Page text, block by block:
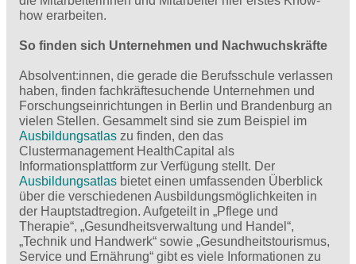
how erarbeiten.
So finden sich Unternehmen und Nachwuchskräfte
Absolvent:innen, die gerade die Berufsschule verlassen
haben, finden fachkräftesuchende Unternehmen und
Forschungseinrichtungen in Berlin und Brandenburg an
vielen Stellen. Gesammelt sind sie zum Beispiel im
Ausbildungsatlas zu finden, den das
Clustermanagement HealthCapital als
Informationsplattform zur Verfügung stellt. Der
Ausbildungsatlas bietet einen umfassenden Überblick
über die verschiedenen Ausbildungsmöglichkeiten in
der Hauptstadtregion. Aufgeteilt in „Pflege und
Therapie“, „Gesundheitsverwaltung und Handel“,
„Technik und Handwerk“ sowie „Gesundheitstourismus,
Service und Ernährung“ gibt es viele Informationen zu